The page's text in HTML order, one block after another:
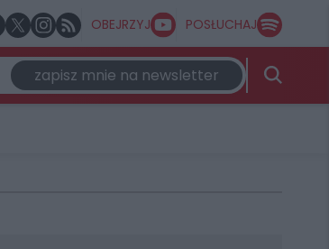
OBEJRZYJ POSŁUCHAJ
zapisz mnie na newsletter